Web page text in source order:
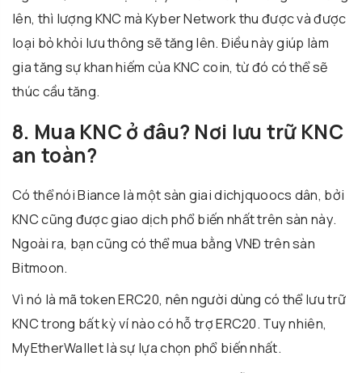
lên, thì lượng KNC mà Kyber Network thu được và được
loại bỏ khỏi lưu thông sẽ tăng lên. Điều này giúp làm
gia tăng sự khan hiếm của KNC coin, từ đó có thể sẽ
thúc cầu tăng.
8. Mua KNC ở đâu? Nơi lưu trữ KNC
an toàn?
Có thể nói Biance là một sàn giai dichjquoocs dân, bởi
KNC cũng được giao dịch phổ biến nhất trên sàn này.
Ngoài ra, bạn cũng có thể mua bằng VNĐ trên sàn
Bitmoon.
Vì nó là mã token ERC20, nên người dùng có thể lưu trữ
KNC trong bất kỳ ví nào có hỗ trợ ERC20. Tuy nhiên,
MyEtherWallet là sự lựa chọn phổ biến nhất.